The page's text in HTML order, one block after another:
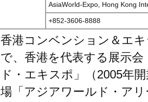
AsiaWorld-Expo, Hong Kong
+852-3606-8888
香港コンベンション＆エ
で、香港を代表する展示
ド・エキスポ」（2005年
場「アジアワールド・ア